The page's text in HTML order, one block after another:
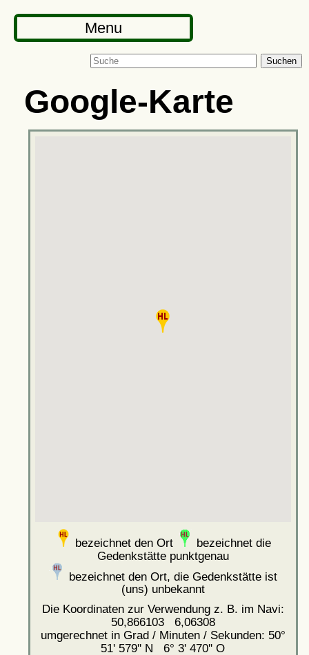
Menu
Suchen
Google-Karte
bezeichnet den Ort
bezeichnet die
Gedenkstätte punktgenau
bezeichnet den Ort, die Gedenkstätte ist
(uns) unbekannt
Die Koordinaten zur Verwendung z. B. im Navi:
50,866103 6,06308
umgerechnet in Grad / Minuten / Sekunden: 50°
51' 579'' N 6° 3' 470'' O